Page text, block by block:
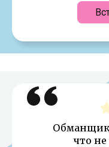
Обманщик
что